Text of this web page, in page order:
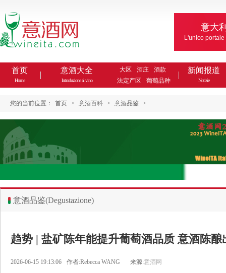
意大
L'unico
首页
Home
意酒大全
Introduzione al vino
大区 酒庄
酒款
法定产区
葡萄品种
新闻报道
Notizie
您的当前位置： 首页 > 意酒百科 > 意酒品鉴 >
意酒品鉴(Degustazione)
趋势 | 盐矿陈年能提升葡萄酒品质 意酒陈酿
2026-06-15 19:13:06 作者:Rebecca WANG 来源:意酒网